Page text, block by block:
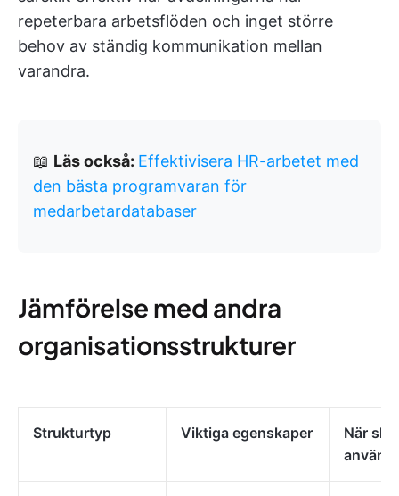
repeterbara arbetsflöden och inget större
behov av ständig kommunikation mellan
varandra.
📖 Läs också: Effektivisera HR-arbetet med
den bästa programvaran för
medarbetardatabaser
Jämförelse med andra
organisationsstrukturer
Strukturtyp Viktiga egenskaper
När